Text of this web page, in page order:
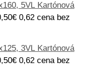
Kartónová
€ 0,62 cena bez
Kartónová
€ 0,62 cena bez